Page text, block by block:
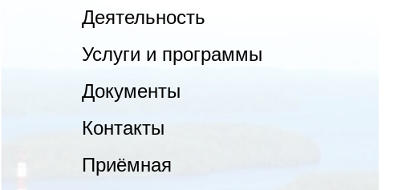
Деятельность
Услуги и программы
Документы
Контакты
Приёмная